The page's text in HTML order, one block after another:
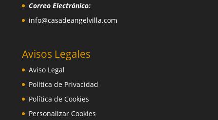
Correo Electrónico:
info@casadeangelvilla.com
Avisos Legales
Aviso Legal
Política de Privacidad
Política de Cookies
Personalizar Cookies